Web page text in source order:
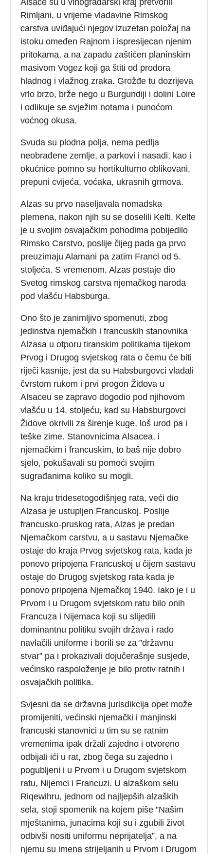
Rimljani, u vrijeme vladavine Rimskog
carstva uviđajući njegov izuzetan položaj na
istoku omeđen Rajnom i ispresijecan njenim
pritokama, a na zapadu zaštićen planinskim
masivom Vogez koji ga štiti od prodora
hladnog i vlažnog zraka. Grožđe tu dozrijeva
vrlo brzo, brže nego u Burgundiji i dolini Loire
i odlikuje se svježim notama i punoćom
voćnog okusa.
Svuda su plodna polja, nema pedlja
neobrađene zemlje, a parkovi i nasadi, kao i
okućnice pomno su hortikulturno oblikovani,
prepuni cvijeća, voćaka, ukrasnih grmova.
Alzas su prvo naseljavala nomadska
plemena, nakon njih su se doselili Kelti. Kelte
je u svojim osvajačkim pohodima pobijedilo
Rimsko Carstvo, poslije čijeg pada ga prvo
preuzimaju Alamani pa zatim Franci od 5.
stoljeća. S vremenom, Alzas postaje dio
Svetog rimskog carstva njemačkog naroda
pod vlašću Habsburga.
Ono što je zanimljivo spomenuti, zbog
jedinstva njemačkih i francuskih stanovnika
Alzasa u otporu tiranskim politikama tijekom
Prvog i Drugog svjetskog rata o čemu će biti
riječi kasnije, jest da su Habsburgovci vladali
čvrstom rukom i prvi progon Židova u
Alsaceu se zapravo dogodio pod njihovom
vlašću u 14. stoljeću, kad su Habsburgovci
Židove okrivili za širenje kuge, loš urod pa i
teške zime. Stanovnicima Alsacea, i
njemačkim i francuskim, to baš nije dobro
sjelo, pokušavali su pomoći svojim
sugrađanima koliko su mogli.
Na kraju tridesetogodišnjeg rata, veći dio
Alzasa je ustupljen Francuskoj. Poslije
francusko-pruskog rata, Alzas je predan
Njemačkom carstvu, a u sastavu Njemačke
ostaje do kraja Prvog svjetskog rata, kada je
ponovo pripojena Francuskoj u čijem sastavu
ostaje do Drugog svjetskog rata kada je
ponovo pripojena Njemačkoj 1940. Iako je i u
Prvom i u Drugom svjetskom ratu bilo onih
Francuza i Nijemaca koji su slijedili
dominantnu politiku svojih država i rado
navlačili uniforme i borili se za ”državnu
stvar” pa i prokazivali dojučerašnje susjede,
većinsko raspoloženje je bilo protiv ratnih i
osvajačkih politika.
Svjesni da se državna jurisdikcija opet može
promijeniti, većinski njemački i manjinski
francuski stanovnici u tim su se ratnim
vremenima ipak držali zajedno i otvoreno
odbijali ići u rat, zbog čega su zajedno i
pogubljeni i u Prvom i u Drugom svjetskom
ratu, Nijemci i Francuzi. U alzaškom selu
Riqewihru, jednom od najljepših alzaških
sela, stoji spomenik na kojem piše ”Našim
mještanima, junacima koji su i zgubili život
odbivši nositi uniformu neprijatelja”, a na
njemu su imena strijeljanih u Prvom i Drugom